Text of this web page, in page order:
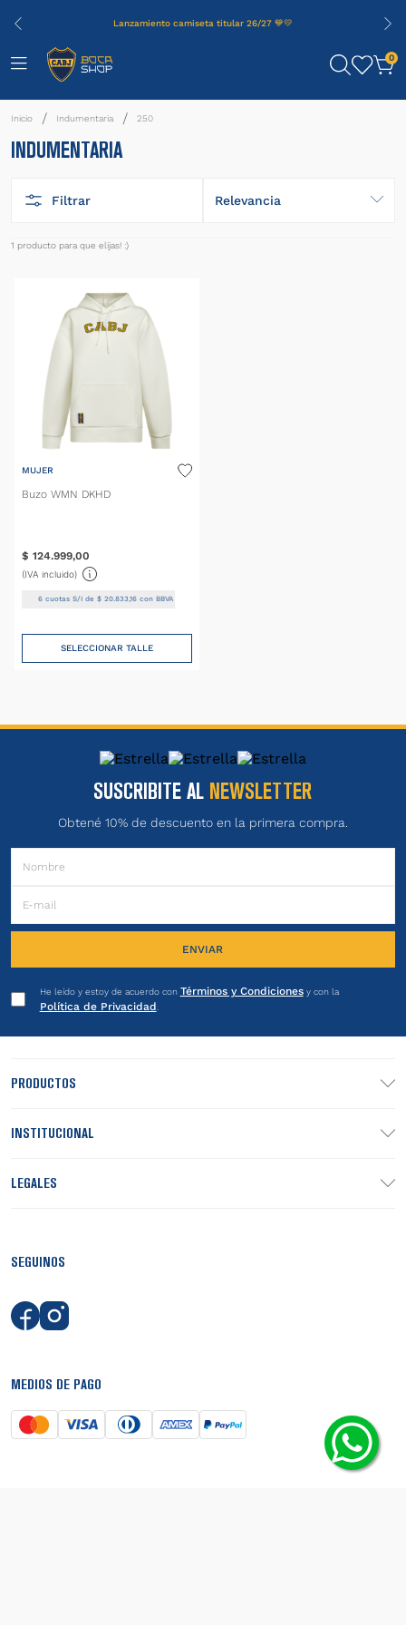
Lanzamiento camiseta titular 26/27 💙💛
0
Indumentaria 250
INDUMENTARIA
Filtrar Relevancia
1 producto
MUJER
Buzo WMN DKHD
$ 124.999,00
(IVA incluido)
6 cuotas S/I de$ 20 .833,16 con BBVA
SELECCIONAR TALLE
SUSCRIBITE AL NEWSLETTER
Obtené 10% de descuento en la primera compra.
ENVIAR
He leído y estoy de acuerdo con Términos y Condicionesy con la
Política de Privacidad
PRODUCTOS
INSTITUCIONAL
LEGALES
SEGUINOS
MEDIOS DE PAGO